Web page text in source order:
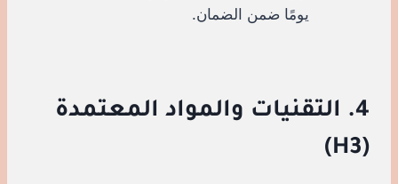
يومًا ضمن الضمان.
4. التقنيات والمواد المعتمدة
(H3)